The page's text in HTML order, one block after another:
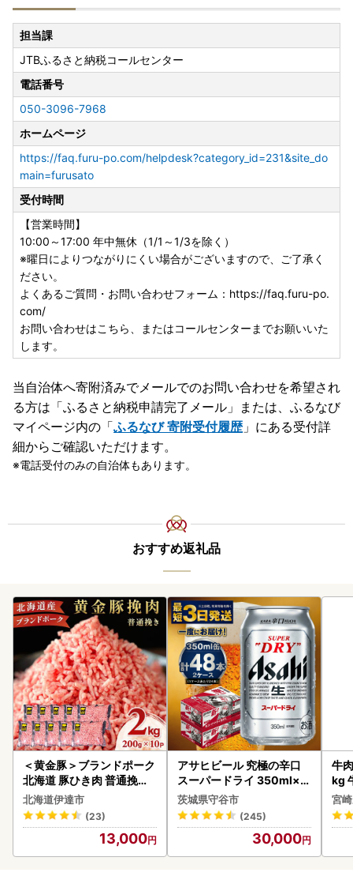
担当課
JTBふるさと納税コールセンター
電話番号
050-3096-7968
ホームページ
https://faq.furu-po.com/helpdesk?category_id=231&site_do
main=furusato
受付時間
【営業時間】
10:00～17:00 年中無休（1/1～1/3を除く）
※曜日によりつながりにくい場合がございますので、ご了承く
ださい。
よくあるご質問・お問い合わせフォーム：https://faq.furu-po.
com/
お問い合わせはこちら、またはコールセンターまでお願いいた
します。
当自治体へ寄附済みでメールでのお問い合わせを希望され
る方は「ふるさと納税申請完了メール」 または、ふるなび
マイページ内の「ふるなび 寄附受付履歴」にある受付詳
細からご確認いただけます。
電話受付のみの自治体もあります。
おすすめ返礼品
＜黄金豚＞ブランドポーク
北海道 豚ひき肉 普通挽き
200g 10パック 計2kg
北海道伊達市
(23)
13,000
アサヒビール 究極の辛口
スーパードライ 350ml×4
8本 ビール
茨城県守谷市
(245)
30,000
牛肉 宮崎牛 赤身＆霜
kg
kg-
宮